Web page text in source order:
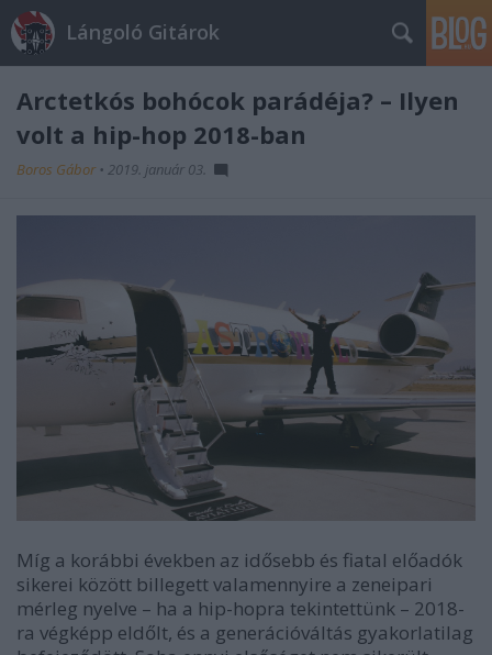
Lángoló Gitárok
Arctetkós bohócok parádéja? – Ilyen
volt a hip-hop 2018-ban
Boros Gábor • 2019. január 03.
Míg a korábbi években az idősebb és fiatal előadók
sikerei között billegett valamennyire a zeneipari
mérleg nyelve – ha a hip-hopra tekintettünk – 2018-
ra végképp eldőlt, és a generációváltás gyakorlatilag